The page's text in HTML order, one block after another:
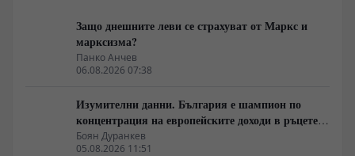
Защо днешните леви се страхуват от Маркс и
марксизма?
Панко Анчев
06.08.2026 07:38
Изумителни данни. България е шампион по
концентрация на европейските доходи в ръцете
на най-богатия 1%, надминава и САЩ
Боян Дуранкев
05.08.2026 11:51